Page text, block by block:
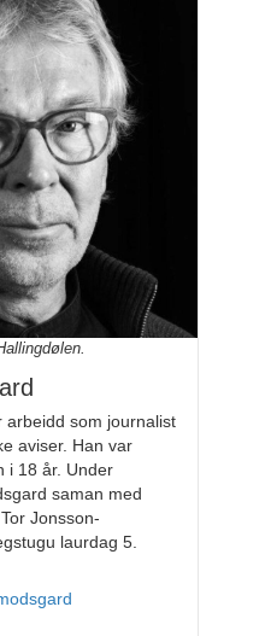
arbeidd som journalist
aviser. Han var
i 18 år. Under
saman med
Jonsson-
laurdag 5.